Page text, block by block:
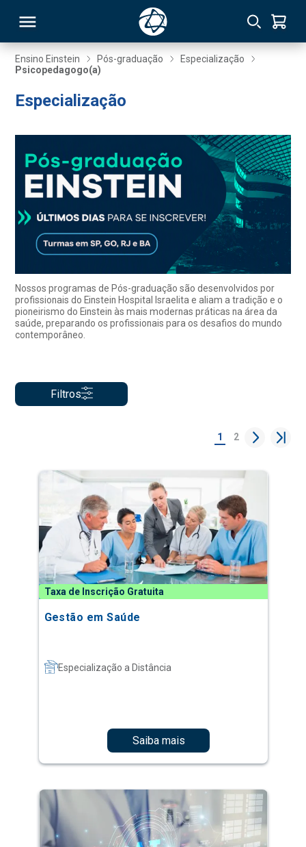
Ensino Einstein Pós-graduação
Especialização
Psicopedagogo(a)
Especialização
Nossos programas de Pós-graduação são desenvolvidos por
profissionais do Einstein Hospital Israelita e aliam a tradição e o
pioneirismo do Einstein às mais modernas práticas na área da
saúde, preparando os profissionais para os desafios do mundo
contemporâneo.
Filtros
1 2
Taxa de Inscrição Gratuita
Gestão em Saúde
Especialização a Distância
Saiba mais